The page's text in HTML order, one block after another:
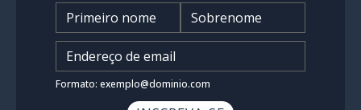
Nome
Insira o endereço de e-mail
Formato: exemplo@dominio.com